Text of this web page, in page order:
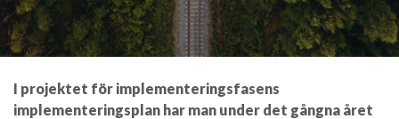
I projektet för implementeringsfasens
implementeringsplan har man under det gångna året